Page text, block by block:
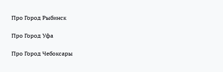
Про Город Рыбинск
Про Город Уфа
Про Город Чебоксары